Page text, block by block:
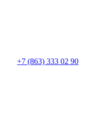
+7 (863) 333 02 90